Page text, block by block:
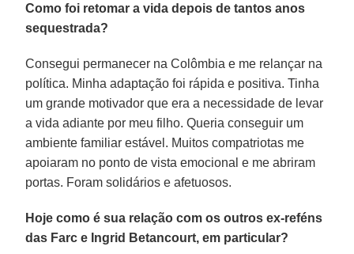
Como foi retomar a vida depois de tantos anos
sequestrada?
Consegui permanecer na Colômbia e me relançar na
política. Minha adaptação foi rápida e positiva. Tinha
um grande motivador que era a necessidade de levar
a vida adiante por meu filho. Queria conseguir um
ambiente familiar estável. Muitos compatriotas me
apoiaram no ponto de vista emocional e me abriram
portas. Foram solidários e afetuosos.
Hoje como é sua relação com os outros ex-reféns
das Farc e Ingrid Betancourt, em particular?